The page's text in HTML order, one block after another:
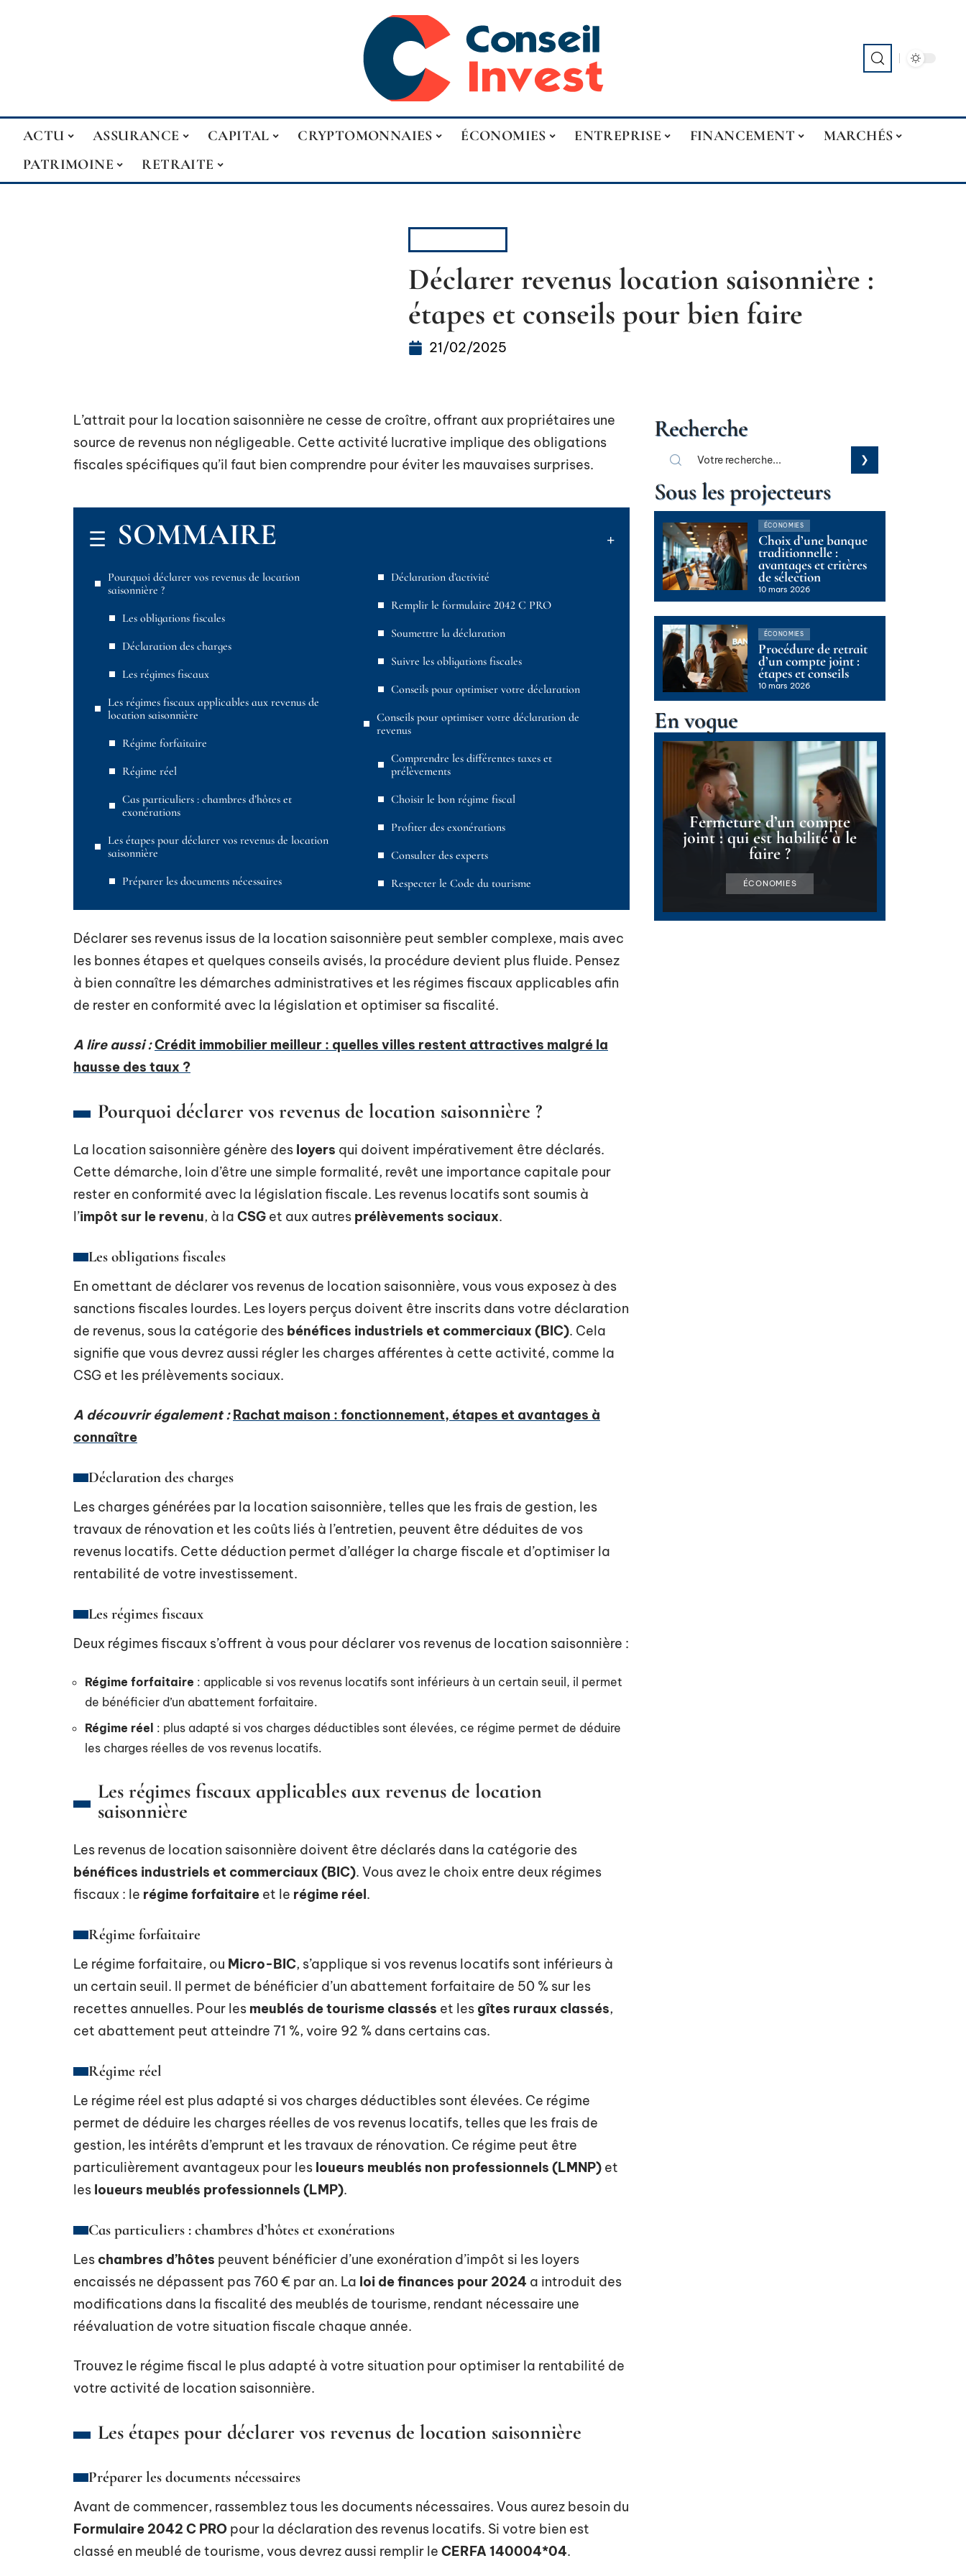
ACTU ASSURANCE CAPITAL CRYPTOMONNAIES ÉCONOMIES ENTREPRISE FINANCEMENT
MARCHÉS
PATRIMOINE
RETRAITE
Déclarer revenus location saisonnière :
étapes et conseils pour bien faire
21/02/2025
L’attrait pour la location saisonnière ne cesse de croître, offrant aux propriétaires une
source de revenus non négligeable. Cette activité lucrative implique des obligations
fiscales spécifiques qu’il faut bien comprendre pour éviter les mauvaises surprises.
SOMMAIRE
Pourquoi déclarer vos revenus de location
saisonnière ?
Les obligations fiscales
Déclaration des charges
Les régimes fiscaux
Les régimes fiscaux applicables aux revenus de
location saisonnière
Régime forfaitaire
Régime réel
Cas particuliers : chambres d’hôtes et
exonérations
Les étapes pour déclarer vos revenus de location
saisonnière
Préparer les documents nécessaires
Déclaration d’activité
Remplir le formulaire 2042 C PRO
Soumettre la déclaration
Suivre les obligations fiscales
Conseils pour optimiser votre déclaration
Conseils pour optimiser votre déclaration de
revenus
Comprendre les différentes taxes et
prélèvements
Choisir le bon régime fiscal
Profiter des exonérations
Consulter des experts
Respecter le Code du tourisme
Déclarer ses revenus issus de la location saisonnière peut sembler complexe, mais avec
les bonnes étapes et quelques conseils avisés, la procédure devient plus fluide. Pensez
à bien connaître les démarches administratives et les régimes fiscaux applicables afin
de rester en conformité avec la législation et optimiser sa fiscalité.
A lire aussi :Crédit immobilier meilleur : quelles villes restent attractives malgré la
hausse des taux ?
Pourquoi déclarer vos revenus de location saisonnière ?
La location saisonnière génère des loyers qui doivent impérativement être déclarés.
Cette démarche, loin d’être une simple formalité, revêt une importance capitale pour
rester en conformité avec la législation fiscale. Les revenus locatifs sont soumis à
l’impôt sur le revenu, à la CSG et aux autres prélèvements sociaux.
Les obligations fiscales
En omettant de déclarer vos revenus de location saisonnière, vous vous exposez à des
sanctions fiscales lourdes. Les loyers perçus doivent être inscrits dans votre déclaration
de revenus, sous la catégorie des bénéfices industriels et commerciaux (BIC). Cela
signifie que vous devrez aussi régler les charges afférentes à cette activité, comme la
CSG et les prélèvements sociaux.
A découvrir également : Rachat maison : fonctionnement, étapes et avantages à
connaître
Déclaration des charges
Les charges générées par la location saisonnière, telles que les frais de gestion, les
travaux de rénovation et les coûts liés à l’entretien, peuvent être déduites de vos
revenus locatifs. Cette déduction permet d’alléger la charge fiscale et d’optimiser la
rentabilité de votre investissement.
Les régimes fiscaux
Deux régimes fiscaux s’offrent à vous pour déclarer vos revenus de location saisonnière :
Régime forfaitaire : applicable si vos revenus locatifs sont inférieurs à un certain seuil, il permet
de bénéficier d’un abattement forfaitaire.
Régime réel : plus adapté si vos charges déductibles sont élevées, ce régime permet de déduire
les charges réelles de vos revenus locatifs.
Les régimes fiscaux applicables aux revenus de location
saisonnière
Les revenus de location saisonnière doivent être déclarés dans la catégorie des
bénéfices industriels et commerciaux (BIC). Vous avez le choix entre deux régimes
fiscaux : le régime forfaitaire et le régime réel.
Régime forfaitaire
Le régime forfaitaire, ou Micro-BIC, s’applique si vos revenus locatifs sont inférieurs à
un certain seuil. Il permet de bénéficier d’un abattement forfaitaire de 50 % sur les
recettes annuelles. Pour les meublés de tourisme classés et les gîtes ruraux classés,
cet abattement peut atteindre 71 %, voire 92 % dans certains cas.
Régime réel
Le régime réel est plus adapté si vos charges déductibles sont élevées. Ce régime
permet de déduire les charges réelles de vos revenus locatifs, telles que les frais de
gestion, les intérêts d’emprunt et les travaux de rénovation. Ce régime peut être
particulièrement avantageux pour les loueurs meublés non professionnels (LMNP) et
les loueurs meublés professionnels (LMP).
Cas particuliers : chambres d’hôtes et exonérations
Les chambres d’hôtes peuvent bénéficier d’une exonération d’impôt si les loyers
encaissés ne dépassent pas 760 € par an. La loi de finances pour 2024 a introduit des
modifications dans la fiscalité des meublés de tourisme, rendant nécessaire une
réévaluation de votre situation fiscale chaque année.
Trouvez le régime fiscal le plus adapté à votre situation pour optimiser la rentabilité de
votre activité de location saisonnière.
Les étapes pour déclarer vos revenus de location saisonnière
Préparer les documents nécessaires
Avant de commencer, rassemblez tous les documents nécessaires. Vous aurez besoin du
Formulaire 2042 C PRO pour la déclaration des revenus locatifs. Si votre bien est
classé en meublé de tourisme, vous devrez aussi remplir le CERFA 140004*04.
Recherche
Sous les projecteurs
ÉCONOMIES
Choix d’une banque
traditionnelle :
avantages et critères
de sélection
10 mars 2026
ÉCONOMIES
Procédure de retrait
d’un compte joint :
étapes et conseils
10 mars 2026
En vogue
Fermeture d’un compte
joint : qui est habilité à le
faire ?
ÉCONOMIES